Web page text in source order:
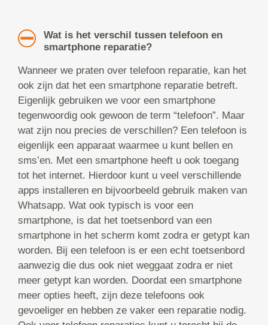
Wat is het verschil tussen telefoon en
smartphone reparatie?
Wanneer we praten over telefoon reparatie, kan het
ook zijn dat het een smartphone reparatie betreft.
Eigenlijk gebruiken we voor een smartphone
tegenwoordig ook gewoon de term “telefoon”. Maar
wat zijn nou precies de verschillen? Een telefoon is
eigenlijk een apparaat waarmee u kunt bellen en
sms’en. Met een smartphone heeft u ook toegang
tot het internet. Hierdoor kunt u veel verschillende
apps installeren en bijvoorbeeld gebruik maken van
Whatsapp. Wat ook typisch is voor een
smartphone, is dat het toetsenbord van een
smartphone in het scherm komt zodra er getypt kan
worden. Bij een telefoon is er een echt toetsenbord
aanwezig die dus ook niet weggaat zodra er niet
meer getypt kan worden. Doordat een smartphone
meer opties heeft, zijn deze telefoons ook
gevoeliger en hebben ze vaker een reparatie nodig.